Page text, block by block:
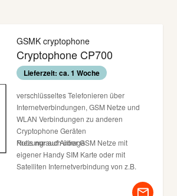
GSMK cryptophone
Cryptophone CP700
Lieferzeit: ca. 1 Woche
verschlüsseltes Telefonieren über
Internetverbindungen, GSM Netze und
WLAN Verbindungen zu anderen
Cryptophone Geräten
Nutzung auch über GSM Netze mit
eigener Handy SIM Karte oder mit
Satelliten Internetverbindung von z.B.
Preisnurauf Anfrage